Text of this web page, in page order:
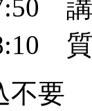
不要